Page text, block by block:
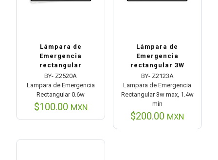
Lámpara de
Emergencia
rectangular
BY- Z2520A
Lampara de Emergencia
Rectangular 0.6w
$100.00 MXN
Lámpara de
Emergencia
rectangular 3W
BY- Z2123A
Lampara de Emergencia
Rectangular 3w max, 1.4w
min
$200.00 MXN